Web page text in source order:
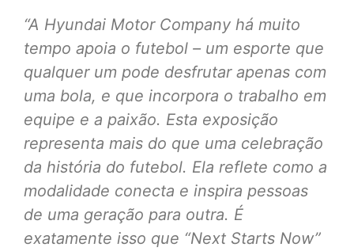
“A Hyundai Motor Company há muito
tempo apoia o futebol – um esporte que
qualquer um pode desfrutar apenas com
uma bola, e que incorpora o trabalho em
equipe e a paixão. Esta exposição
representa mais do que uma celebração
da história do futebol. Ela reflete como a
modalidade conecta e inspira pessoas
de uma geração para outra. É
exatamente isso que “Next Starts Now”